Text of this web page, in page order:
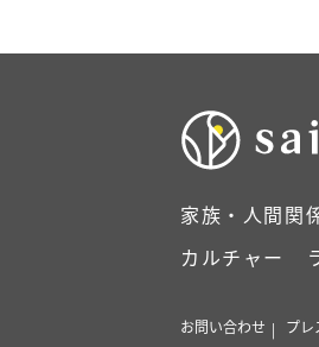
家族・人間関
カルチャー
お問い合わせ プレ